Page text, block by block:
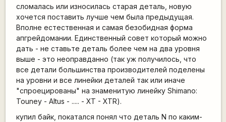
сломалась или износилась старая деталь, новую
хочется поставить лучше чем была предыдущая.
Вполне естественная и самая безобидная форма
апгрейдомании. Единственный совет который можно
дать - не ставьте деталь более чем на два уровня
выше - это неоправданно (так уж получилось, что
все детали большинства производителей поделены
на уровни и все линейки деталей так или иначе
"спроецированы" на знаменитую линейку Shimano:
Touney - Altus - ..... - XT - XTR).
купил байк, покатался понял что деталь N по каким-